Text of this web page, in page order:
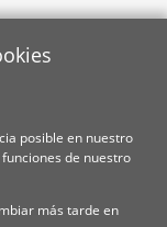
posible en nuestro
de nuestro
más tarde en